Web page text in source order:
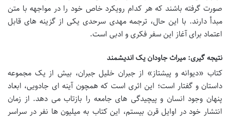
صورت گرفته باشند که هر کدام رویکرد خاص خود را در مواجهه با متن
مبدأ دارند. با این حال، ترجمه مهدی سرحدی یکی از گزینه های قابل
اعتماد برای آغاز این سفر فکری و ادبی است.
نتیجه گیری: میراث جاودان یک اندیشمند
کتاب «دیوانه و پیشتاز» از جبران خلیل جبران، بیش از یک مجموعه
داستان و گفتار است؛ این اثری است که همچون آینه ای جادویی، ابعاد
پنهان وجود انسان و پیچیدگی های جامعه را بازتاب می دهد. از زمان
انتشار خود در اوایل قرن بیستم، این کتاب به میلیون ها نفر در سراسر